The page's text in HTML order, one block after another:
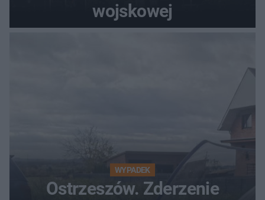
wojskowej
WYPADEK
Ostrzeszów. Zderzenie